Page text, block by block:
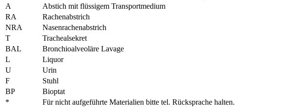
A
Abstich mit flüssigem Transportmedium
RA
Rachenabstrich
NRA
Nasenrachenabstrich
T
Trachealsekret
BAL
Bronchioalveoläre Lavage
L
Liquor
U
Urin
F
Stuhl
BP
Bioptat
*
Für nicht aufgeführte Materialien bitte tel. Rücksprache halten.